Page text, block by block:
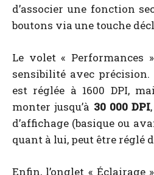
d’associer une fonction
boutons via une touche
Le volet « Performances
sensibilité avec
est réglée à 1600 DPI,
monter jusqu’à 30 000 DPI
d’affichage (basique ou
quant à lui, peut être réglé
Enfin, l’onglet « Éclairage